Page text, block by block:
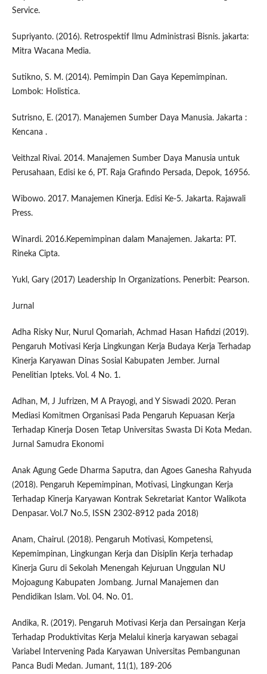
Service.
Supriyanto. (2016). Retrospektif Ilmu Administrasi Bisnis. jakarta:
Mitra Wacana Media.
Sutikno, S. M. (2014). Pemimpin Dan Gaya Kepemimpinan.
Lombok: Holistica.
Sutrisno, E. (2017). Manajemen Sumber Daya Manusia. Jakarta :
Kencana .
Veithzal Rivai. 2014. Manajemen Sumber Daya Manusia untuk
Perusahaan, Edisi ke 6, PT. Raja Grafindo Persada, Depok, 16956.
Wibowo. 2017. Manajemen Kinerja. Edisi Ke-5. Jakarta. Rajawali
Press.
Winardi. 2016.Kepemimpinan dalam Manajemen. Jakarta: PT.
Rineka Cipta.
Yukl, Gary (2017) Leadership In Organizations. Penerbit: Pearson.
Jurnal
Adha Risky Nur, Nurul Qomariah, Achmad Hasan Hafidzi (2019).
Pengaruh Motivasi Kerja Lingkungan Kerja Budaya Kerja Terhadap
Kinerja Karyawan Dinas Sosial Kabupaten Jember. Jurnal
Penelitian Ipteks. Vol. 4 No. 1.
Adhan, M, J Jufrizen, M A Prayogi, and Y Siswadi 2020. Peran
Mediasi Komitmen Organisasi Pada Pengaruh Kepuasan Kerja
Terhadap Kinerja Dosen Tetap Universitas Swasta Di Kota Medan.
Jurnal Samudra Ekonomi
Anak Agung Gede Dharma Saputra, dan Agoes Ganesha Rahyuda
(2018). Pengaruh Kepemimpinan, Motivasi, Lingkungan Kerja
Terhadap Kinerja Karyawan Kontrak Sekretariat Kantor Walikota
Denpasar. Vol.7 No.5, ISSN 2302-8912 pada 2018)
Anam, Chairul. (2018). Pengaruh Motivasi, Kompetensi,
Kepemimpinan, Lingkungan Kerja dan Disiplin Kerja terhadap
Kinerja Guru di Sekolah Menengah Kejuruan Unggulan NU
Mojoagung Kabupaten Jombang. Jurnal Manajemen dan
Pendidikan Islam. Vol. 04. No. 01.
Andika, R. (2019). Pengaruh Motivasi Kerja dan Persaingan Kerja
Terhadap Produktivitas Kerja Melalui kinerja karyawan sebagai
Variabel Intervening Pada Karyawan Universitas Pembangunan
Panca Budi Medan. Jumant, 11(1), 189-206